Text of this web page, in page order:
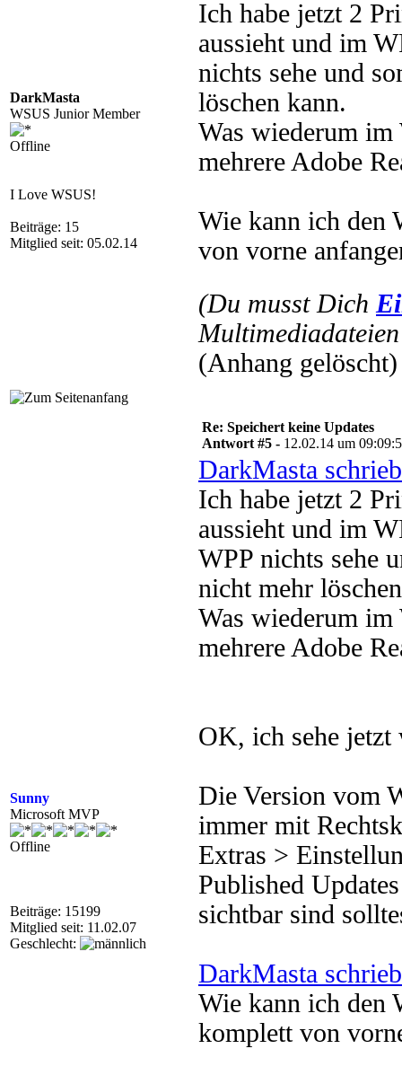
DarkMasta
WSUS Junior Member
Offline
I Love WSUS!
Beiträge: 15
Mitglied seit: 05.02.14
Ich habe jetzt 2
aussieht und im
nichts sehe und
löschen kann.
Was wiederum
mehrere Adobe
Wie kann ich den
von vorne
(Du musst Dich
(Anhang gelöscht)
Sunny
Microsoft MVP
Offline
Beiträge: 15199
Mitglied seit: 11.02.07
Geschlecht:
Re: Speichert keine Updates
Antwort #5 - 12.02.14 um
DarkMasta schrieb
Ich habe jetzt 2
aussieht und im
WPP nichts sehe
nicht mehr
Was wiederum
mehrere Adobe
OK, ich sehe jetzt
Die Version vom
immer mit
Extras >
Published
sichtbar sind
DarkMasta schrieb
Wie kann ich den
komplett von